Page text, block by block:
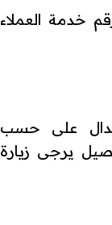
خدمة العملاء
على حسب
يرجى زيارة